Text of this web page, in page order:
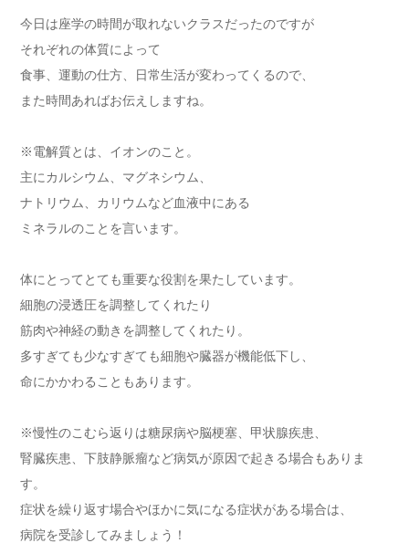
今日は座学の時間が取れないクラスだったのですが
それぞれの体質によって
食事、運動の仕方、日常生活が変わってくるので、
また時間あればお伝えしますね。
※電解質とは、イオンのこと。
主にカルシウム、マグネシウム、
ナトリウム、カリウムなど血液中にある
ミネラルのことを言います。
体にとってとても重要な役割を果たしています。
細胞の浸透圧を調整してくれたり
筋肉や神経の動きを調整してくれたり。
多すぎても少なすぎても細胞や臓器が機能低下し、
命にかかわることもあります。
※慢性のこむら返りは糖尿病や脳梗塞、甲状腺疾患、
腎臓疾患、下肢静脈瘤など病気が原因で起きる場合もありま
す。
症状を繰り返す場合やほかに気になる症状がある場合は、
病院を受診してみましょう！